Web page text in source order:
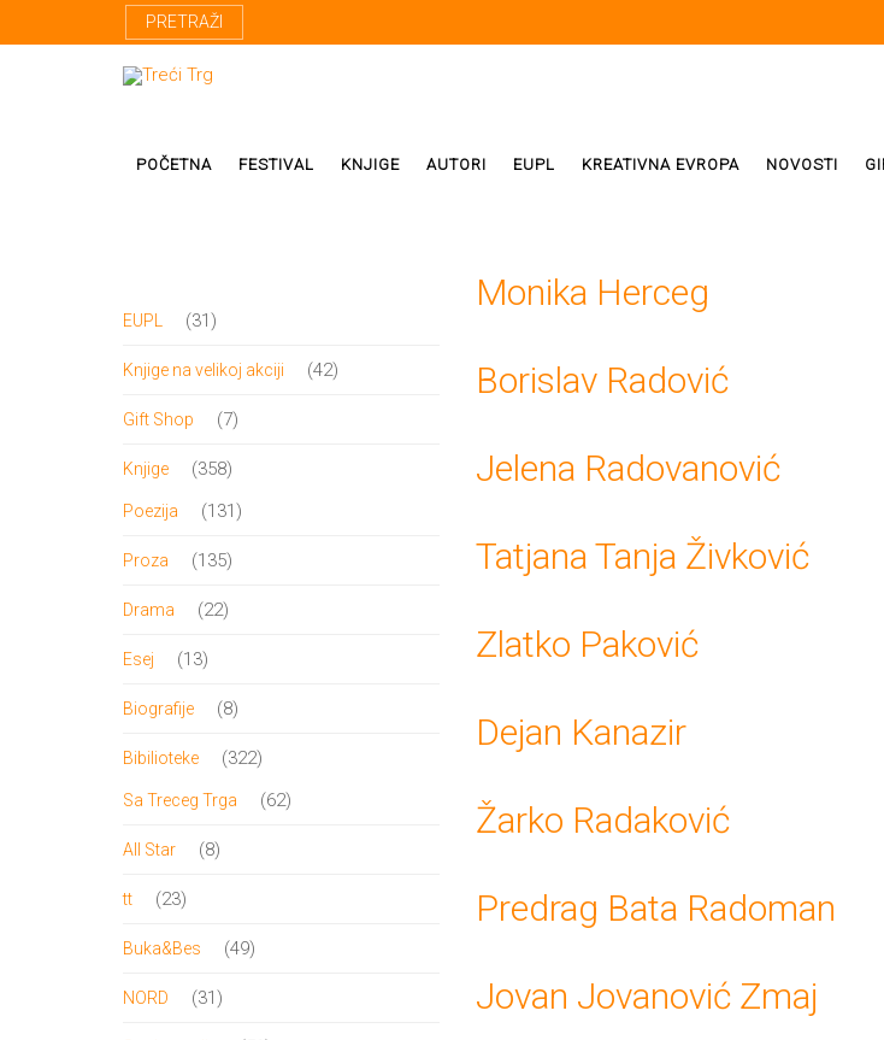
PRETRAŽI
POČETNA FESTIVAL KNJIGE AUTORI
Prevodioci
EUPL KREATIVNA EVROPA NOVOSTI
Monika Herceg
Borislav Radović
Jelena Radovanović
Tatjana Tanja Živković
Zlatko Paković
Dejan Kanazir
Žarko Radaković
Predrag Bata Radoman
Jovan Jovanović Zmaj
EUPL 3131
Knjige na velikoj akciji 4242
Gift Shop 77
Knjige 358358
proizvoda
Poezija 131131
Proza 135135
Drama 2222
Esej 1313
Biografije 88
Bibilioteke 322322
proizvoda
Sa Treceg Trga 6262
All Star 88
tt 2323
Buka&Bes 4949
NORD 3131